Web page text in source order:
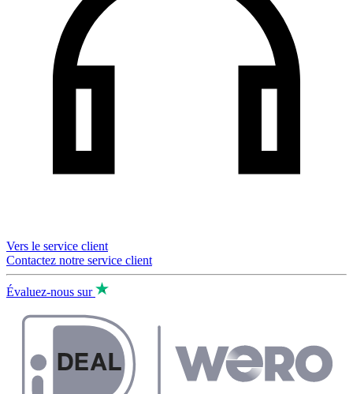
Vers le service client
Contactez notre service client
Évaluez-nous sur